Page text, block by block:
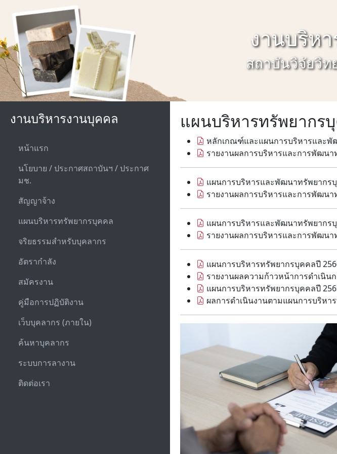
งานบริห
สถาบันวิจัยวิ
งานบริหารงานบุคคล
หน้าแรก
นโยบาย / ประกาศสถาบันฯ / ประกาศ
มช.
สัญญาจ้าง
แผนบริหารทรัพยากรบุคคล
จริยธรรมสำหรับบุคลากร
อัตรากำลัง
สมัครงาน
คู่มือการปฏิบัติงาน
เว็บบุคลากร (ภายใน)
ค้นหาบุคลากร
ระบบการลางาน
ติดต่อเรา
แผนบริหารทรัพยากร
หลักเกณฑ์และแผนการบริหารและพั
รายงานผลการบริหารและการพัฒน
แผนการบริหารและพัฒนาทรัพยากร
รายงานผลการบริหารและการพัฒน
แผนการบริหารและพัฒนาทรัพยากร
รายงานผลการบริหารและการพัฒน
แผนการบริหารทรัพยากรบุคคลปี
รายงานผลความก้าวหน้าการดำเนิ
แผนการบริหารทรัพยากรบุคคลปี
ผลการดำเนินงานตามแผนการบริห